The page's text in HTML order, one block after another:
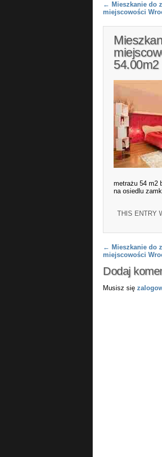
Post
← Mieszkanie do
miejscowości
54.00m2
metrażu 54 m2
na osiedlu
THIS ENTRY
Post
← Mieszkanie do
miejscowości
Dodaj
Musisz się